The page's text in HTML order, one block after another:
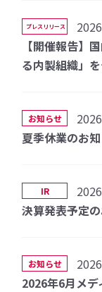
プレスリリース
【開催報告】
る内製組織」
お知らせ
夏季休業のお
IR
決算発表予定
お知らせ
2026年6月メ